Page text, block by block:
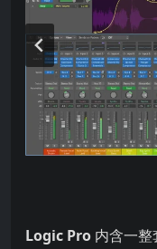
内含一整套用于专
Logic Pro 内含一